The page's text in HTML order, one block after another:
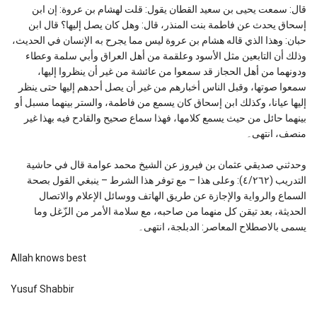
قال: سمعت يحيى بن سعيد القطان يقول: قلت لهشام بن عروة: إن ابن
إسحاق يحدث عن فاطمة بنت المنذر، قال: وهل كان يصل إليها؟ قال ابن
حبان: وهذا الذي قاله هشام بن عروة ليس مما يجرح به الإنسان في الحديث،
وذلك أن التابعين مثل الأسود وعلقمة من أهل العراق وأبي سلمة وعطاء
ودونهما من أهل الحجاز قد سمعوا من عائشة من غير أن ينظروا إليها،
سمعوا صوتها، وقبل الناس أخبارهم من غير أن يصل أحدهم إليها حتى ينظر
إليها عيانا، وكذلك ابن إسحاق كان يسمع من فاطمة، والستر بينهما مسبل أو
بينهما حائل من حيث يسمع كلامها، فهذا سماع صحيح والقادح فيه بهذا غير
منصف، انتهى۔
وحدثني صديقي عثمان بن فيروز عن الشيخ محمد عوامة قال في حاشية
التدريب (٤/٢٦٢): وعلى هذا – مع توفر هذا الشرط – ينبغي القول بصحة
السماع والرواية والإجازة عن طريق الهاتف ووسائل الإعلام والاتصال
الحديثة، بعد تيقن كل منهما من صاحبه، مع سلامة الأمر من الزّغل وما
يسمى بالاصطلاح المعاصر: الدبلجة، انتهى۔
Allah knows best
Yusuf Shabbir